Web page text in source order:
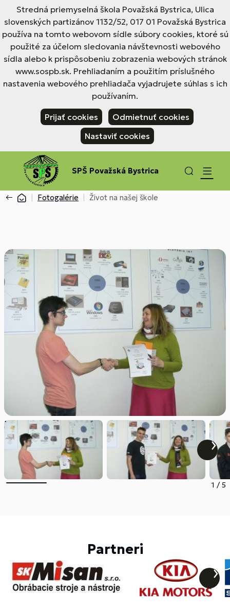
Stredná priemyselná škola Považská Bystrica, Ulica
slovenských partizánov 1132/52, 017 01 Považská Bystrica
používa na tomto webovom sídle súbory cookies, ktoré sú
použité za účelom sledovania návštevnosti webového
sídla alebo k prispôsobeniu zobrazenia webových stránok
www.sospb.sk. Prehliadaním a použitím príslušného
nastavenia webového prehliadača vyjadrujete súhlas s ich
používaním.
Prijať cookies
Odmietnuť cookies
Nastaviť cookies
SPŠ Považská Bystrica
Fotogalérie Život na našej škole
1 /5
Partneri